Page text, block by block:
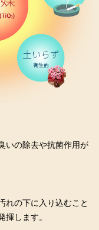
いの除去や抗菌作用が
れの下に入り込むこと
します。